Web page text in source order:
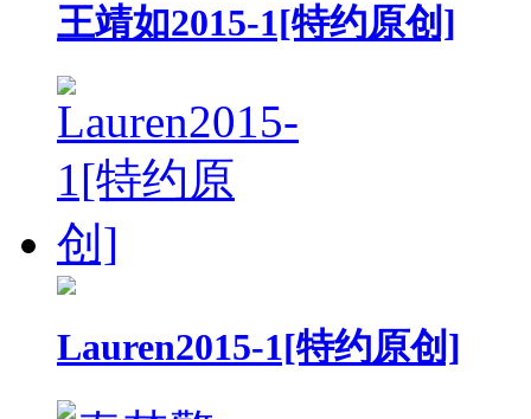
王靖如2015-1[特约原创]
Lauren2015-1[特约原创]